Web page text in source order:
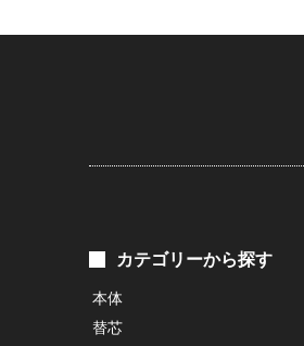
カテゴリーから探す
本体
替芯